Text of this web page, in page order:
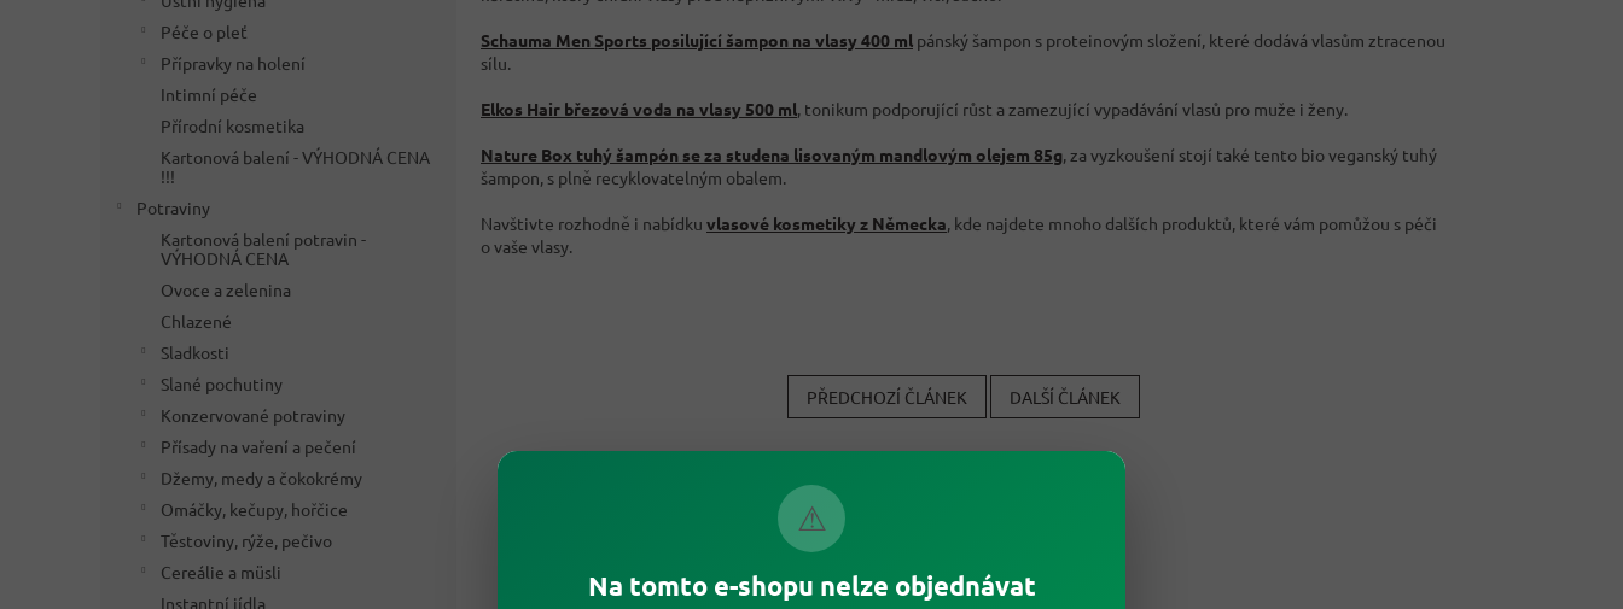
⚠
Na tomto e-shopu nelze objednávat
Péče o pleť
Přípravky na holení
Intimní péče
Přírodní kosmetika
Kartonová balení - VÝHODNÁ CENA
!!!
Potraviny
Kartonová balení potravin -
VÝHODNÁ CENA
Ovoce a zelenina
Chlazené
Sladkosti
Slané pochutiny
Konzervované potraviny
Přísady na vaření a pečení
Džemy, medy a čokokrémy
Omáčky, kečupy, hořčice
Těstoviny, rýže, pečivo
Cereálie a müsli
Instantní jídla
Schauma Men Sports posilující šampon na vlasy 400 ml pánský šampon s proteinovým složení, které dodává vlasům ztracenou
sílu.
Elkos Hair březová voda na vlasy 500 ml , tonikum podporující růst a zamezující vypadávání vlasů pro muže i ženy.
Nature Box tuhý šampón se za studena lisovaným mandlovým olejem 85g , za vyzkoušení stojí také tento bio veganský tuhý
šampon, s plně recyklovatelným obalem.
Navštivte rozhodně i nabídku vlasové kosmetiky z Německa , kde najdete mnoho dalších produktů, které vám pomůžou s péči
o vaše vlasy.
PŘEDCHOZÍ ČLÁNEK DALŠÍ ČLÁNEK